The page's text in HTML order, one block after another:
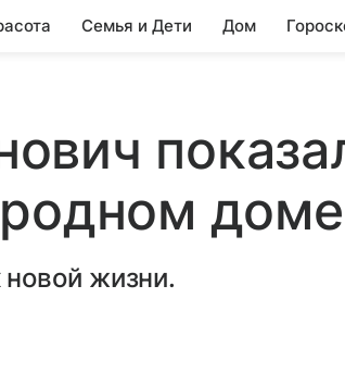
Семья и Дети Дом
доме
жизни.